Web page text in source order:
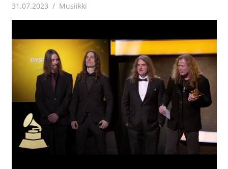
31.07.2023 Juha Kaunisto
Musiikki